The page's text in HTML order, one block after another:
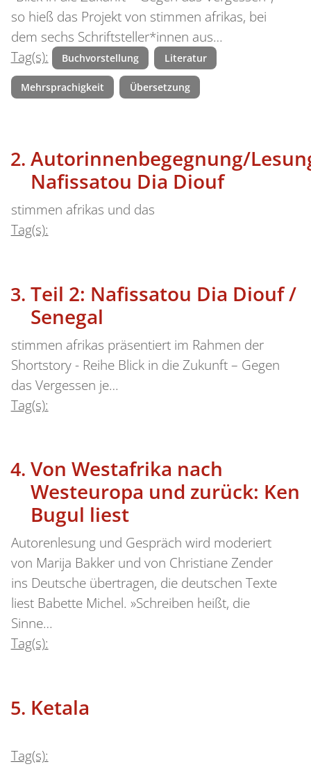
so hieß das Projekt von stimmen afrikas, bei
dem sechs Schriftsteller*innen aus…
Tag(s):
Buchvorstellung Literatur
Mehrsprachigkeit Übersetzung
Autorinnenbegegnung/
Nafissatou Dia Diouf
stimmen afrikas und das
Tag(s):
Teil 2: Nafissatou Dia Diouf /
Senegal
stimmen afrikas präsentiert im Rahmen der
Shortstory - Reihe Blick in die Zukunft – Gegen
das Vergessen je…
Tag(s):
Von Westafrika nach
Westeuropa und zurück: Ken
Bugul liest
Autorenlesung und Gespräch wird moderiert
von Marija Bakker und von Christiane Zender
ins Deutsche übertragen, die deutschen Texte
liest Babette Michel. »Schreiben heißt, die
Sinne…
Tag(s):
Ketala
Tag(s):